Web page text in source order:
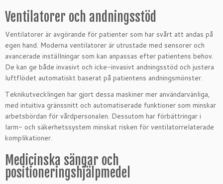
Ventilatorer och andningsstöd
Ventilatorer är avgörande för patienter som har svårt att andas på
egen hand. Moderna ventilatorer är utrustade med sensorer och
avancerade inställningar som kan anpassas efter patientens behov.
De kan ge både invasivt och icke-invasivt andningsstöd och justera
luftflödet automatiskt baserat på patientens andningsmönster.
Teknikutvecklingen har gjort dessa maskiner mer användarvänliga,
med intuitiva gränssnitt och automatiserade funktioner som minskar
arbetsbördan för vårdpersonalen. Dessutom har förbättringar i
larm- och säkerhetssystem minskat risken för ventilatorrelaterade
komplikationer.
Medicinska sängar och
positioneringshjälpmedel